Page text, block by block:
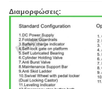
Διαμορφώσεις: